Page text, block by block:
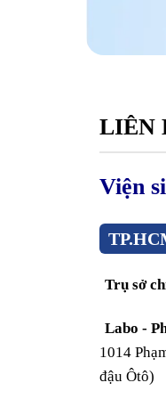
LIÊN
Viện
Trụ sở
Labo -
1014
đậu Ôtô)